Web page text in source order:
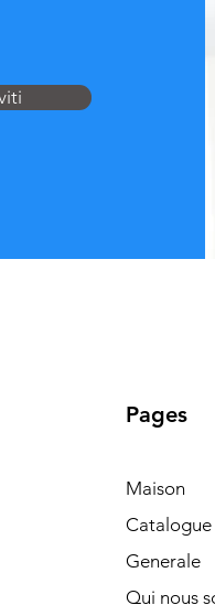
Pages
Maison
Catalogue
Generale
Qui nous